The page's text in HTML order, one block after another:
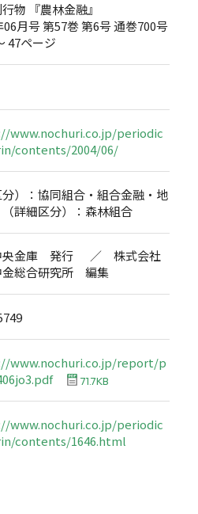
物 『農林金融』
06月号 第57巻 第6号 通巻700号
47ページ
www.nochuri.co.jp/periodic
contents/2004/06/
分）：協同組合・組合金融・地
細区分）：森林組合
央金庫 発行 ／ 株式会社
金総合研究所 編集
www.nochuri.co.jp/report/p
71.7KB
www.nochuri.co.jp/periodic
contents/1646.html